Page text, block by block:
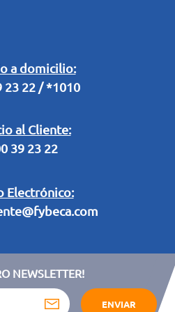
a domicilio:
23 22 / *1010
al Cliente:
39 23 22
Electrónico:
partido de fútbol "Tu ídolo"
NEWSLETTER!
ENVIAR